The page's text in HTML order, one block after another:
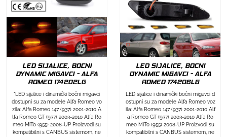
LED SIJALICE, BOCNI
DYNAMIC MIGAVCI - ALFA
ROMEO 174202LG
"LED sijalice i dinamički bočni migavci
dostupni su za modele Alfa Romeo vo
zila: Alfa Romeo 147 (937) 2001-2010 A
lfa Romeo GT (937) 2003-2010 Alfa Ro
meo MiTo (955) 2008-UP Proizvodi su
kompatibilni s CANBUS sistemom, ne
LED SIJALICE, BOCNI
DYNAMIC MIGAVCI - ALFA
ROMEO 174206LG
LED sijalice i dinamički bočni migavci d
ostupni su za modele Alfa Romeo voz
ila: Alfa Romeo 147 (937) 2001-2010 Alf
a Romeo GT (937) 2003-2010 Alfa Ro
meo MiTo (955) 2008-UP Proizvodi su
kompatibilni s CANBUS sistemom, ne